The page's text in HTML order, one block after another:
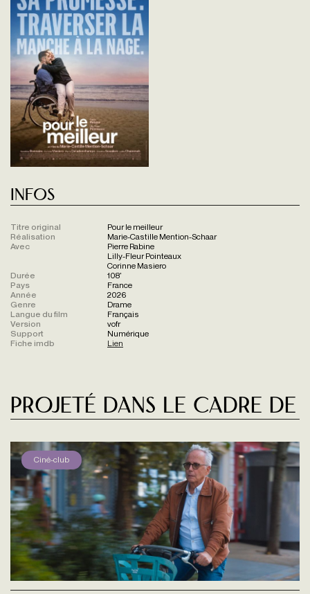
Infos
Titre original
Pour le meilleur
Réalisation
Marie-Castille Mention-Schaar
Avec
Pierre Rabine
Lilly-Fleur Pointeaux
Corinne Masiero
Durée
108'
Pays
France
Année
2026
Genre
Drame
Langue du film
Français
Version
vofr
Support
Numérique
Fiche imdb
Lien
Projeté dans le cadre de
Ciné-club